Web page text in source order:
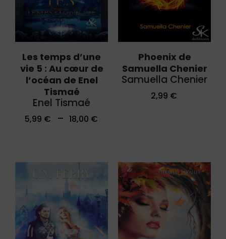
Les temps d’une
vie 5 : Au cœur de
l’océan de Enel
Tismaé
Enel Tismaé
5,99 € – 18,00 €
Phoenix de
Samuella Chenier
Samuella Chenier
2,99 €